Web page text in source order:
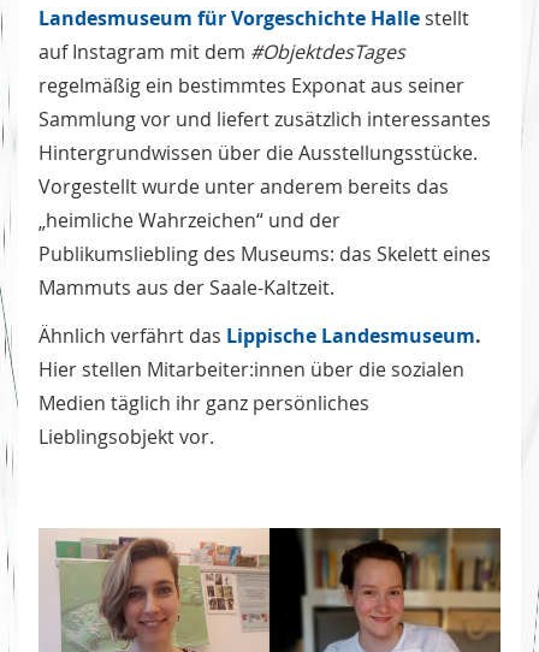
Landesmuseum für Vorgeschichte Halle stellt
auf Instagram mit dem #ObjektdesTages
regelmäßig ein bestimmtes Exponat aus seiner
Sammlung vor und liefert zusätzlich interessantes
Hintergrundwissen über die Ausstellungsstücke.
Vorgestellt wurde unter anderem bereits das
„heimliche Wahrzeichen“ und der
Publikumsliebling des Museums: das Skelett eines
Mammuts aus der Saale-Kaltzeit.
Ähnlich verfährt das Lippische Landesmuseum.
Hier stellen Mitarbeiter:innen über die sozialen
Medien täglich ihr ganz persönliches
Lieblingsobjekt vor.